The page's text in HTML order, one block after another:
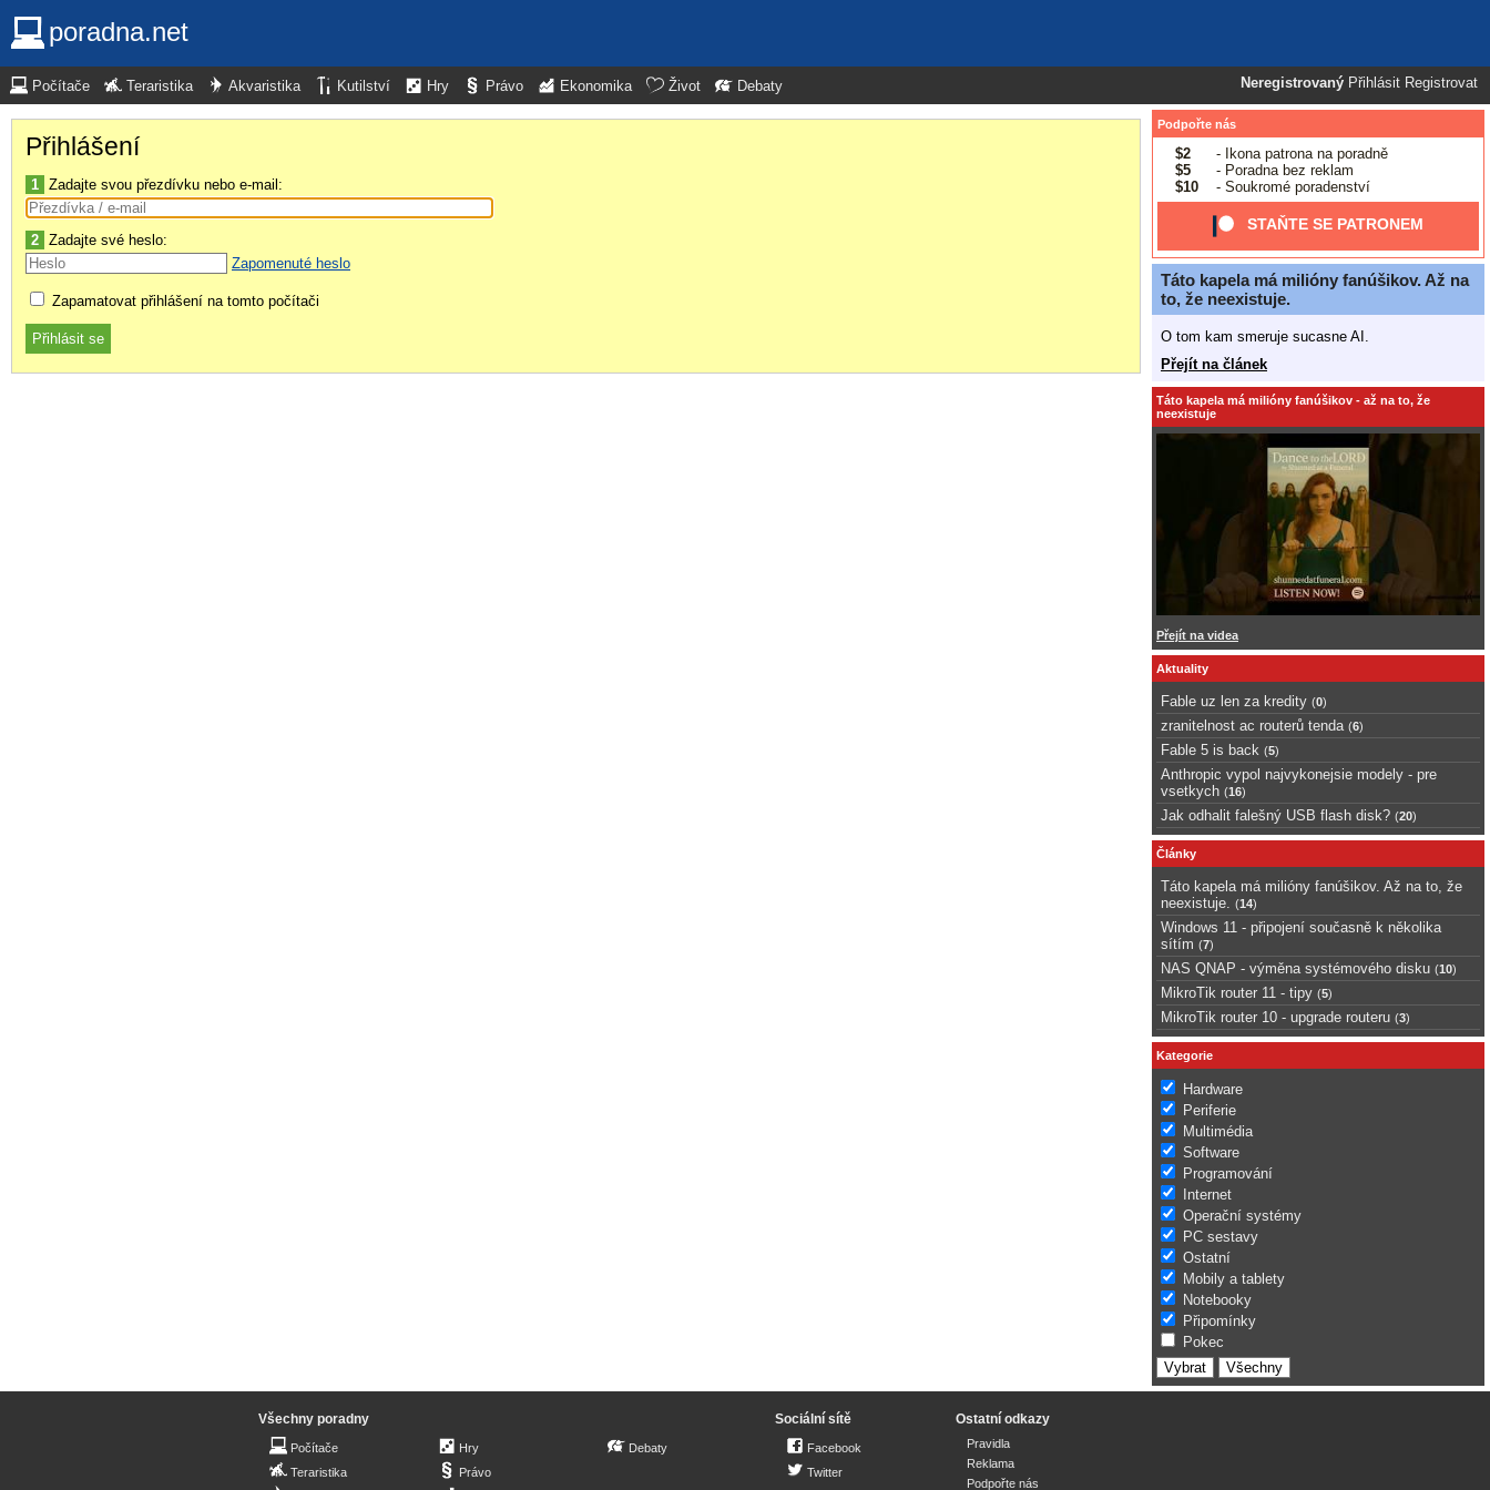
poradna.net
Neregistrovaný Přihlásit Registrovat
Počítače Teraristika Akvaristika Kutilství Hry Právo Ekonomika Život Debaty
Přihlášení
1 Zadajte svou přezdívku nebo e-mail:
2 Zadajte své heslo:
Zapomenuté heslo
Zapamatovat přihlášení na tomto počítači
Podpořte nás
$2
- Ikona patrona na poradně
$5
- Poradna bez reklam
$10
- Soukromé poradenství
STAŇTE SE PATRONEM
Táto kapela má milióny fanúšikov. Až na
to, že neexistuje.
O tom kam smeruje sucasne AI.
Přejít na článek
Táto kapela má milióny fanúšikov - až na to, že
neexistuje
Přejít na videa
Aktuality
Fable uz len za kredity (0)
zranitelnost ac routerů tenda (6)
Fable 5 is back (5)
Anthropic vypol najvykonejsie modely - pre
vsetkych (16)
Jak odhalit falešný USB flash disk? (20)
Články
Táto kapela má milióny fanúšikov. Až na to, že
neexistuje.
(14)
Windows 11 - připojení současně k několika
sítím (7)
NAS QNAP - výměna systémového disku (10)
MikroTik router 11 - tipy (5)
MikroTik router 10 - upgrade routeru (3)
Kategorie
Hardware
Periferie
Multimédia
Software
Programování
Internet
Operační systémy
PC sestavy
Ostatní
Mobily a tablety
Notebooky
Připomínky
Pokec
Všechny poradny
Počítače
Teraristika
Hry
Právo
Debaty
Sociální sítě
Facebook
Twitter
Ostatní odkazy
Pravidla
Reklama
Podpořte nás